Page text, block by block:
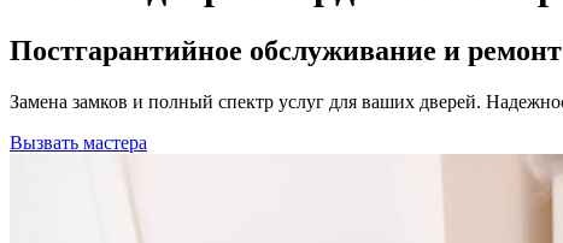
Постгарантийное обслуживание и
Замена замков и полный спектр услуг для ваших дверей.
Вызвать мастера